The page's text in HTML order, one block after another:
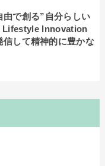
で創る”自分らしい
Lifestyle Innovation
して精神的に豊かな